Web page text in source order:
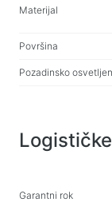
Sredstva za
Sprejevi, pjene,
Za aktivno
Materijal
Površina
Pozadinsko
Garantni rok